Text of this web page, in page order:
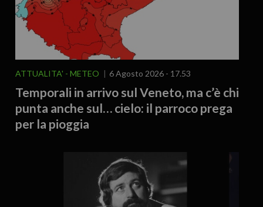
ATTUALITA' METEO 6 Agosto 2026 - 17.53
Temporali in arrivo sul Veneto, ma c’è chi
punta anche sul… cielo: il parroco prega
per la pioggia